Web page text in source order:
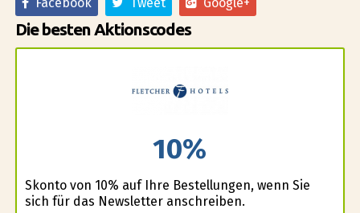
Facebook Tweet Google+
Die besten Aktionscodes
10%
Skonto von 10% auf Ihre Bestellungen, wenn Sie
sich für das Newsletter anschreiben.